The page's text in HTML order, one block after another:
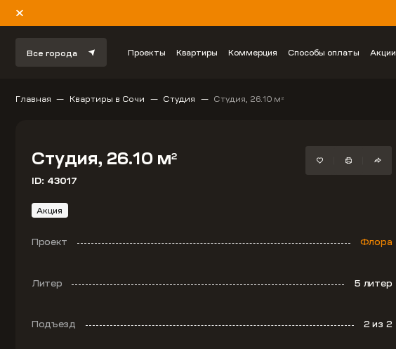
Все города Проекты Квартиры Коммерция Способы оплаты Акции
Главная Квартиры в Сочи Студия Студия, 26.10 м 2
Студия, 26.10 м2
ID: 43017
Акция
Проект Флора
Литер 5 литер
Подъезд 2из 2